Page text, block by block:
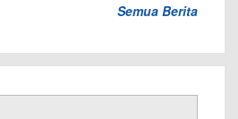
Semua Berita